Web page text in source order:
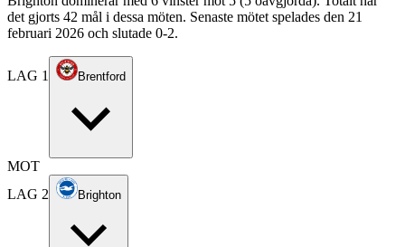
det gjorts 42 mål i dessa möten. Senaste mötet spelades den 21
februari 2026 och slutade 0-2.
LAG 1 Brentford
MOT
LAG 2
Brighton